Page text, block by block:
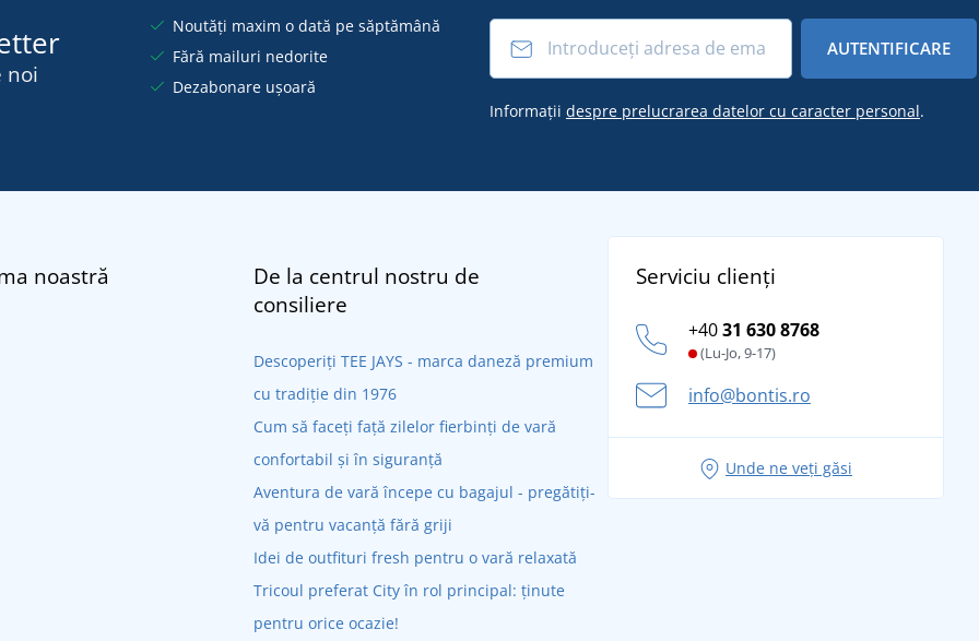
noi
Noutăți maxim o dată pe săptămână
Fără mailuri nedorite
Dezabonare ușoară
AUTENTIFICARE
Informații despre prelucrarea datelor cu caracter personal.
noastră
De la centrul nostru de
consiliere
Descoperiți TEE JAYS - marca daneză premium
cu tradiție din 1976
Cum să faceți față zilelor fierbinți de vară
confortabil și în siguranță
Aventura de vară începe cu bagajul - pregătiți-
vă pentru vacanță fără griji
Idei de outfituri fresh pentru o vară relaxată
Tricoul preferat City în rol principal: ținute
pentru orice ocazie!
Serviciu clienți
+4031 630 8768
(Lu-Jo, 9-17)
info@bontis.ro
Unde ne veți găsi